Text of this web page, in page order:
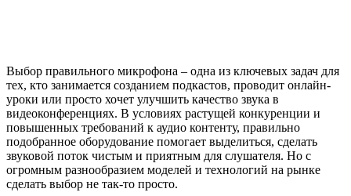
Выбор правильного микрофона – одна из ключевых задач для
тех, кто занимается созданием подкастов, проводит онлайн-
уроки или просто хочет улучшить качество звука в
видеоконференциях. В условиях растущей конкуренции и
повышенных требований к аудио контенту, правильно
подобранное оборудование помогает выделиться, сделать
звуковой поток чистым и приятным для слушателя. Но с
огромным разнообразием моделей и технологий на рынке
сделать выбор не так-то просто.